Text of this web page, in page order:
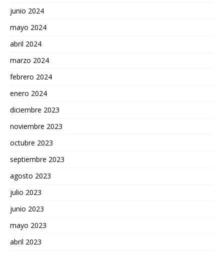
junio 2024
mayo 2024
abril 2024
marzo 2024
febrero 2024
enero 2024
diciembre 2023
noviembre 2023
octubre 2023
septiembre 2023
agosto 2023
julio 2023
junio 2023
mayo 2023
abril 2023